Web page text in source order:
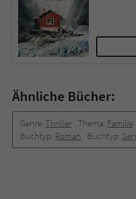
Ähnliche Bücher:
Genre: Thriller Thema: Familie
Buchtyp: Roman Buchtyp: